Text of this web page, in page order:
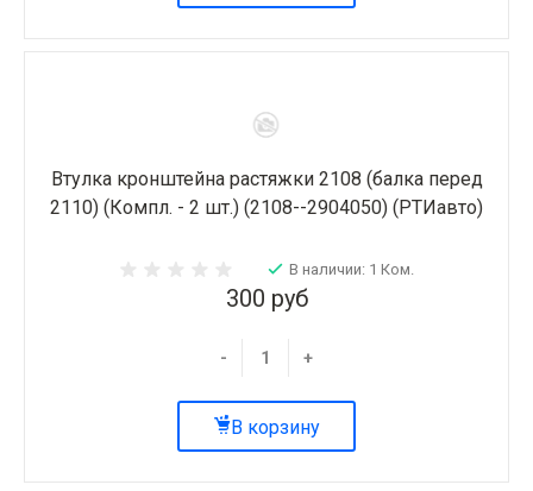
Втулка кронштейна растяжки 2108 (балка перед
2110) (Компл. - 2 шт.) (2108--2904050) (РТИавто)
В наличии: 1 Ком.
300 руб
- +
В корзину